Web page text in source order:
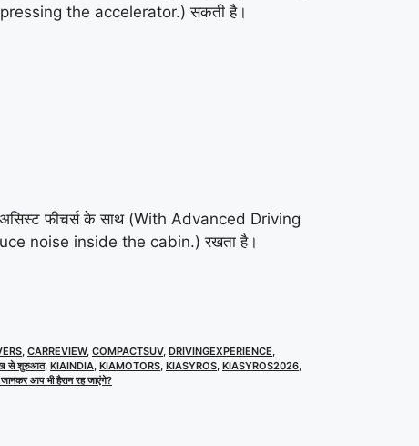
pressing the accelerator.) सकती है।
असिस्ट फीचर्स के साथ (With Advanced Driving
noise inside the cabin.) रखता है।
, CARREVIEW, COMPACTSUV, DRIVINGEXPERIENCE,
से शुरुआत, KIAINDIA, KIAMOTORS, KIASYROS, KIASYROS2026,
आप भी हैरान रह जाएंगे?